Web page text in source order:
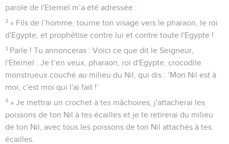
parole de l'Eternel m’a été adressée :
2 « Fils de l’homme, tourne ton visage vers le pharaon, le roi
d'Egypte, et prophétise contre lui et contre toute l'Egypte !
3 Parle ! Tu annonceras : Voici ce que dit le Seigneur,
l'Eternel : Je t’en veux, pharaon, roi d'Egypte, crocodile
monstrueux couché au milieu du Nil, qui dis : ‘Mon Nil est à
moi, c'est moi qui l'ai fait !’
4 » Je mettrai un crochet à tes mâchoires, j'attacherai les
poissons de ton Nil à tes écailles et je te retirerai du milieu
de ton Nil, avec tous les poissons de ton Nil attachés à tes
écailles.